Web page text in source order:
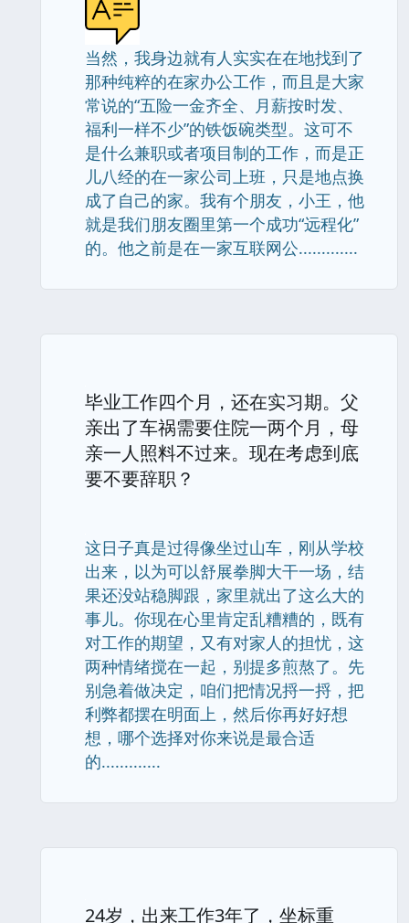
当然，我身边就有人实实在在地找到了
那种纯粹的在家办公工作，而且是大家
常说的“五险一金齐全、月薪按时发、
福利一样不少”的铁饭碗类型。这可不
是什么兼职或者项目制的工作，而是正
儿八经的在一家公司上班，只是地点换
成了自己的家。我有个朋友，小王，他
就是我们朋友圈里第一个成功“远程化”
的。他之前是在一家互联网公.............
毕业工作四个月，还在实习期。父
亲出了车祸需要住院一两个月，母
亲一人照料不过来。现在考虑到底
要不要辞职？
这日子真是过得像坐过山车，刚从学校
出来，以为可以舒展拳脚大干一场，结
果还没站稳脚跟，家里就出了这么大的
事儿。你现在心里肯定乱糟糟的，既有
对工作的期望，又有对家人的担忧，这
两种情绪搅在一起，别提多煎熬了。先
别急着做决定，咱们把情况捋一捋，把
利弊都摆在明面上，然后你再好好想
想，哪个选择对你来说是最合适
的.............
24岁，出来工作3年了，坐标重